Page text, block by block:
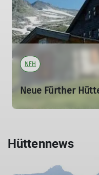
NFH
Neue Fürther
Die bewirtschaftete
Mittersill ist unsere
Tauern und liegt auf
mehr erfahren
Hüttennews